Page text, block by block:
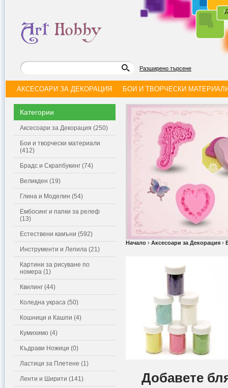
|
Разширено търсене
АКСЕСОАРИ ЗА ДЕКОРАЦИЯ БОИ И ТВОРЧЕСКИ
Категории
Аксесоари за Декорация (250)
Бои и творчески материали
(412)
Брадс и Скрапбукинг (74)
Великден (19)
Глина и Моделин (54)
Ембосинг и папки за релеф
(13)
Естествени камъни (592)
Инструменти и Лепила (21)
Картини за рисуване по
номера (1)
Квилинг (44)
Коледна украса (50)
Кошници и Кашпи (4)
Кумихимо (4)
Къдрави Ножици (0)
Ластици за Плетене (1)
Ленти и Ширити (141)
Начало › Аксесоари за Декорация ›
Добавете